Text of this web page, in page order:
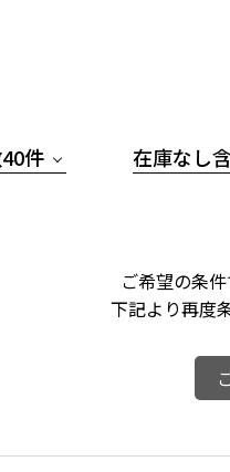
件 在庫なし
ご希望の条
下記より再度